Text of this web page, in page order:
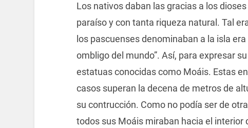
Los nativos daban las gracias a los
paraíso y con tanta riqueza natural. Tal
los pascuenses denominaban a la isla era
ombligo del mundo”. Así, para expresar
estatuas conocidas como Moáis. Estas
casos superan la decena de metros de
su contrucción. Como no podía ser de
todos sus Moáis miraban hacia el interior